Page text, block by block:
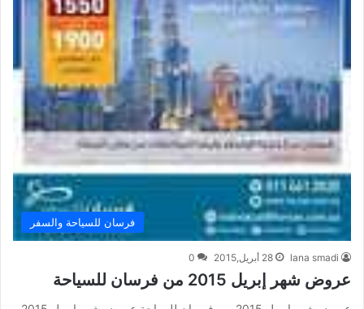
فرسان للسياحة والسفر
lana smadi 28 أبريل,2015 0
عروض شهر إبريل 2015 من فرسان للسياحة